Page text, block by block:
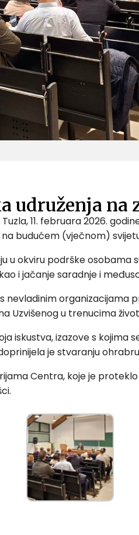
udruženja
11. februara 2026.
budućem (vječnom)
u okviru podrške
i jačanje saradnje i
organizacijama
Uzvišenog u trenucima
iskustva, izazove s kojima
je stvaranju
Centra, koje je